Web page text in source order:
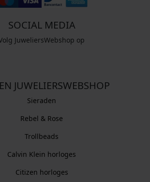
SOCIAL MEDIA
JuweliersWebshop op
JUWELIERSWEBSHOP
Sieraden
Rebel & Rose
Trollbeads
Calvin Klein horloges
Citizen horloges